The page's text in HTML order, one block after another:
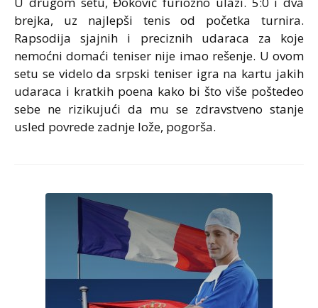
brejka, uz najlepši tenis od početka turnira.
Rapsodija sjajnih i preciznih udaraca za koje
nemoćni domaći teniser nije imao rešenje. U ovom
setu se videlo da srpski teniser igra na kartu jakih
udaraca i kratkih poena kako bi što više poštedeo
sebe ne rizikujući da mu se zdravstveno stanje
usled povrede zadnje lože, pogorša.